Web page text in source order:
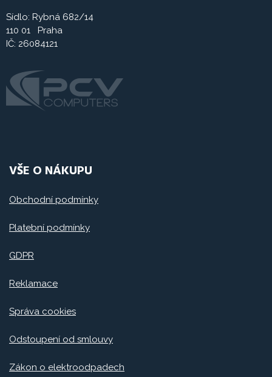
Sídlo: Rybná 682/14
110 01 Praha
IČ: 26084121
VŠE O NÁKUPU
Obchodní podmínky
Platební podmínky
GDPR
Reklamace
Správa cookies
Odstoupení od smlouvy
Zákon o elektroodpadech